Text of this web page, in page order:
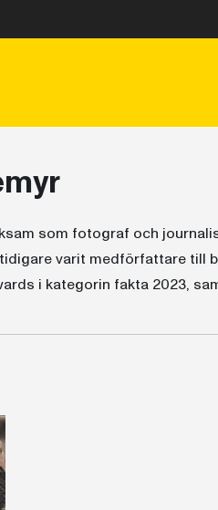
som fotograf och
varit medförfattare till
i kategorin fakta 2023,